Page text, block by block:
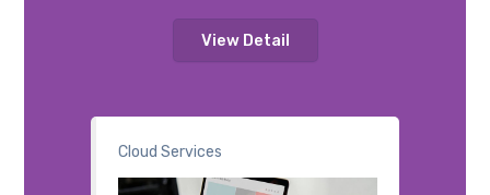
Cloud Services
View Detail